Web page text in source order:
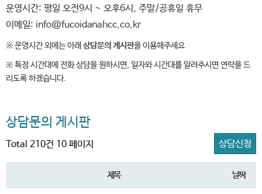
운영시간: 평일 오전9시 ~ 오후6시, 주말/공휴일 휴무
이메일: info@fucoidanahcc.co.kr
※ 운영시간 외에는 아래 상담문의 게시판을 이용해주세요
※ 특정 시간대에 전화 상담을 원하시면, 일자와 시간대를 알려주시면 연락을 드
리도록 하겠습니다.
상담문의 게시판
Total 210건 10 페이지 상담신청
제목 날짜